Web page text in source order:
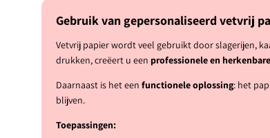
Gebruik van gepersonaliseerd vetvrij
Vetvrij papier wordt veel gebruikt door slagerijen,
drukken, creëert u een professionele en
Daarnaast is het een functionele oplossing: het
blijven.
Toepassingen: